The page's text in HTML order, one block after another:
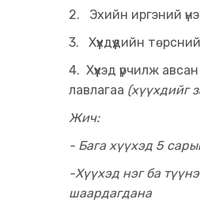
2. Эхийн иргэний
3. Хүүхдүүдийн
4. Хүүхэд үрчилж
лавлагаа (хүүхдийг
Жич:
- Бага хүүхэд 5
-Хүүхэд нэг ба
шаардагдана